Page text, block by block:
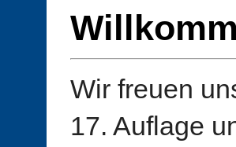
Wir freuen
17. Auflage